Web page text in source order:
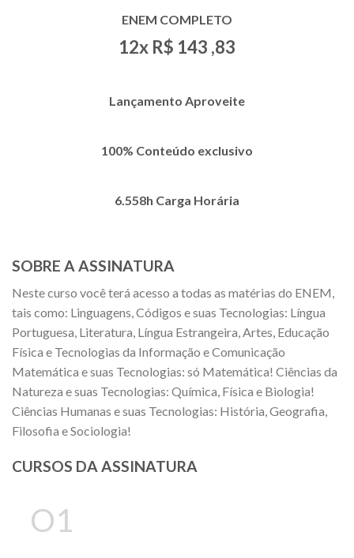
ENEM COMPLETO
12x R$ 143 ,83
Lançamento Aproveite
100% Conteúdo exclusivo
6.558h Carga Horária
SOBRE A ASSINATURA
Neste curso você terá acesso a todas as matérias do ENEM,
tais como: Linguagens, Códigos e suas Tecnologias: Língua
Portuguesa, Literatura, Língua Estrangeira, Artes, Educação
Física e Tecnologias da Informação e Comunicação
Matemática e suas Tecnologias: só Matemática! Ciências da
Natureza e suas Tecnologias: Química, Física e Biologia!
Ciências Humanas e suas Tecnologias: História, Geografia,
Filosofia e Sociologia!
CURSOS DA ASSINATURA
O1